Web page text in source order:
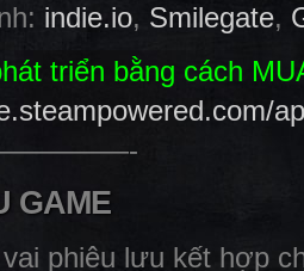
indie.io, Smilegate,
triển bằng cách
GAME
phiêu lưu kết hợp